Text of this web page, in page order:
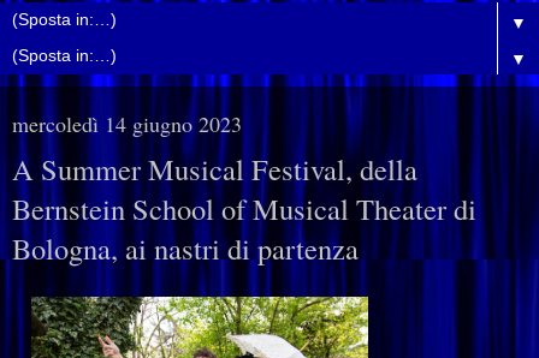
▼
▼
mercoledì 14 giugno 2023
A Summer Musical Festival, della
Bernstein School of Musical Theater di
Bologna, ai nastri di partenza